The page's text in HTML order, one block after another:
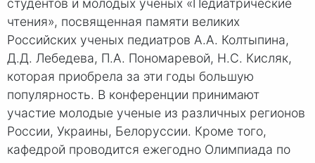
студентов и молодых ученых «Педиатрические
чтения», посвященная памяти великих
Российских ученых педиатров А.А. Колтыпина,
Д.Д. Лебедева, П.А. Пономаревой, Н.С. Кисляк,
которая приобрела за эти годы большую
популярность. В конференции принимают
участие молодые ученые из различных регионов
России, Украины, Белоруссии. Кроме того,
кафедрой проводится ежегодно Олимпиада по